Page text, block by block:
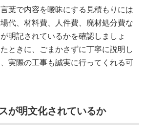
言葉で内容を曖昧にする見積もりには
代、材料費、人件費、廃材処分費な
明記されているかを確認しましょ
ときに、ごまかさずに丁寧に説明し
実際の工事も誠実に行ってくれる可
が明文化されているか